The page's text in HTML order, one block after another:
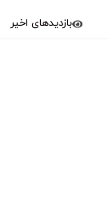
بازدیدهای اخیر